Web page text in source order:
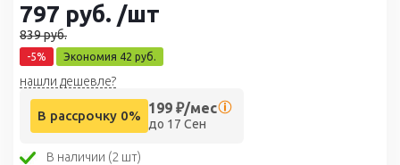
797 руб. /шт
839руб.
-5% Экономия 42 руб.
нашли дешевле?
В рассрочку 0% 199 ₽/мес
до 17 Сен
В наличии (2 шт)